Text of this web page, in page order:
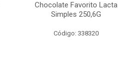
Chocolate Favorito Lacta
Simples 250,6G
Código: 338320